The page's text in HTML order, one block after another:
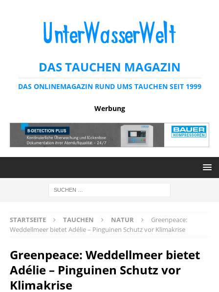
DAS TAUCHEN MAGAZIN
DAS ONLINEMAGAZIN RUND UMS TAUCHEN SEIT 1999
Werbung
STARTSEITE TAUCHEN NATUR
Greenpeace:
Weddellmeer bietet Adélie – Pinguinen Schutz vor Klimakrise
Greenpeace: Weddellmeer bietet
Adélie – Pinguinen Schutz vor
Klimakrise